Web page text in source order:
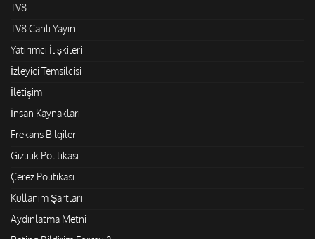
TV8
TV8 Canlı Yayın
Yatırımcı İlişkileri
İzleyici Temsilcisi
İletişim
İnsan Kaynakları
Frekans Bilgileri
Gizlilik Politikası
Çerez Politikası
Kullanım Şartları
Aydınlatma Metni